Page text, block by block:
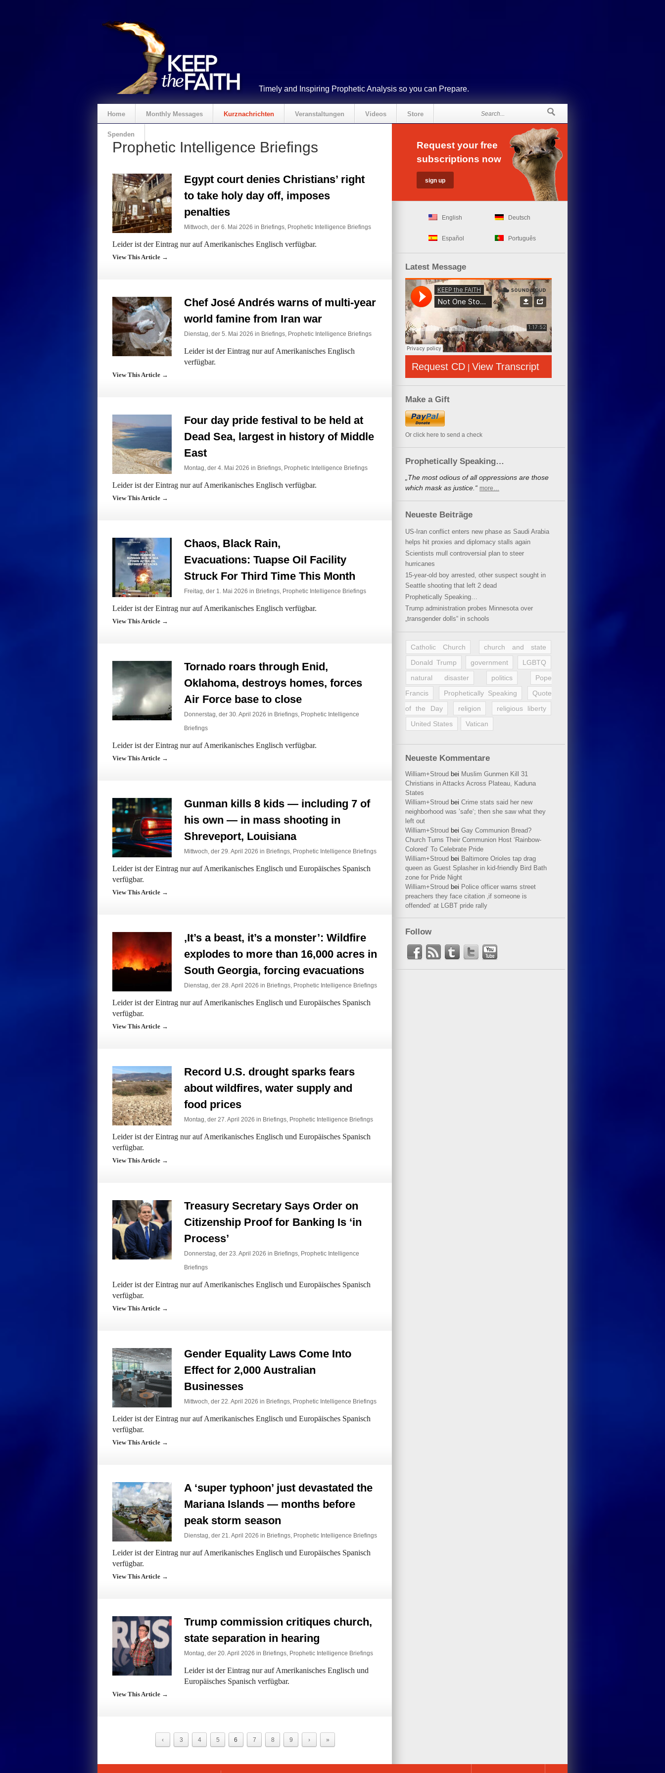
Timely and Inspiring Prophetic Analysis so you can Prepare.
Home Monthly Messages Kurznachrichten Veranstaltungen Videos Store
Spenden
Prophetic Intelligence Briefings
Egypt court denies Christians’ right
to take holy day off, imposes
penalties
Mittwoch, der 6. Mai 2026 in Briefings, Prophetic Intelligence Briefings
Leider ist der Eintrag nur auf Amerikanisches Englisch verfügbar.
View This Article →
Chef José Andrés warns of multi-year
world famine from Iran war
Dienstag, der 5. Mai 2026 in Briefings, Prophetic Intelligence Briefings
Leider ist der Eintrag nur auf Amerikanisches Englisch
verfügbar.
View This Article →
Four day pride festival to be held at
Dead Sea, largest in history of Middle
East
Montag, der 4. Mai 2026 in Briefings, Prophetic Intelligence Briefings
Leider ist der Eintrag nur auf Amerikanisches Englisch verfügbar.
View This Article →
Chaos, Black Rain,
Evacuations: Tuapse Oil Facility
Struck For Third Time This Month
Freitag, der 1. Mai 2026 in Briefings, Prophetic Intelligence Briefings
Leider ist der Eintrag nur auf Amerikanisches Englisch verfügbar.
View This Article →
Tornado roars through Enid,
Oklahoma, destroys homes, forces
Air Force base to close
Donnerstag, der 30. April 2026 in Briefings, Prophetic Intelligence
Briefings
Leider ist der Eintrag nur auf Amerikanisches Englisch verfügbar.
View This Article →
Gunman kills 8 kids — including 7 of
his own — in mass shooting in
Shreveport, Louisiana
Mittwoch, der 29. April 2026 in Briefings, Prophetic Intelligence Briefings
Leider ist der Eintrag nur auf Amerikanisches Englisch und Europäisches Spanisch
verfügbar.
View This Article →
‚It’s a beast, it’s a monster’: Wildfire
explodes to more than 16,000 acres in
South Georgia, forcing evacuations
Dienstag, der 28. April 2026 in Briefings, Prophetic Intelligence Briefings
Leider ist der Eintrag nur auf Amerikanisches Englisch und Europäisches Spanisch
verfügbar.
View This Article →
Record U.S. drought sparks fears
about wildfires, water supply and
food prices
Montag, der 27. April 2026 in Briefings, Prophetic Intelligence Briefings
Leider ist der Eintrag nur auf Amerikanisches Englisch und Europäisches Spanisch
verfügbar.
View This Article →
Treasury Secretary Says Order on
Citizenship Proof for Banking Is ‘in
Process’
Donnerstag, der 23. April 2026 in Briefings, Prophetic Intelligence
Briefings
Leider ist der Eintrag nur auf Amerikanisches Englisch und Europäisches Spanisch
verfügbar.
View This Article →
Gender Equality Laws Come Into
Effect for 2,000 Australian
Businesses
Mittwoch, der 22. April 2026 in Briefings, Prophetic Intelligence Briefings
Leider ist der Eintrag nur auf Amerikanisches Englisch und Europäisches Spanisch
verfügbar.
View This Article →
A ‘super typhoon’ just devastated the
Mariana Islands — months before
peak storm season
Dienstag, der 21. April 2026 in Briefings, Prophetic Intelligence Briefings
Leider ist der Eintrag nur auf Amerikanisches Englisch und Europäisches Spanisch
verfügbar.
View This Article →
Trump commission critiques church,
state separation in hearing
Montag, der 20. April 2026 in Briefings, Prophetic Intelligence Briefings
Leider ist der Eintrag nur auf Amerikanisches Englisch und
Europäisches Spanisch verfügbar.
View This Article →
‹ 3 4 5 6 7 8 9 › »
Request your free
subscriptions now
English Deutsch
Español Português
Latest Message
Request CD | View Transcript
Make a Gift
Or click here to send a check
Prophetically Speaking…
„The most odious of all oppressions are those
which mask as justice.“ more…
Neueste Beiträge
US-Iran conflict enters new phase as Saudi Arabia
helps hit proxies and diplomacy stalls again
Scientists mull controversial plan to steer
hurricanes
15-year-old boy arrested, other suspect sought in
Seattle shooting that left 2 dead
Prophetically Speaking…
Trump administration probes Minnesota over
„transgender dolls“ in schools
Catholic Church
church and state
Donald Trump
government
LGBTQ
natural disaster
politics
Pope
Francis
Prophetically Speaking
Quote
of the Day
religion
religious liberty
United States
Vatican
Neueste Kommentare
William+Stroud bei Muslim Gunmen Kill 31
Christians in Attacks Across Plateau, Kaduna
States
William+Stroud bei Crime stats said her new
neighborhood was ’safe‘; then she saw what they
left out
William+Stroud bei Gay Communion Bread?
Church Turns Their Communion Host ‘Rainbow-
Colored’ To Celebrate Pride
William+Stroud bei Baltimore Orioles tap drag
queen as Guest Splasher in kid-friendly Bird Bath
zone for Pride Night
William+Stroud bei Police officer warns street
preachers they face citation ‚if someone is
offended‘ at LGBT pride rally
Follow